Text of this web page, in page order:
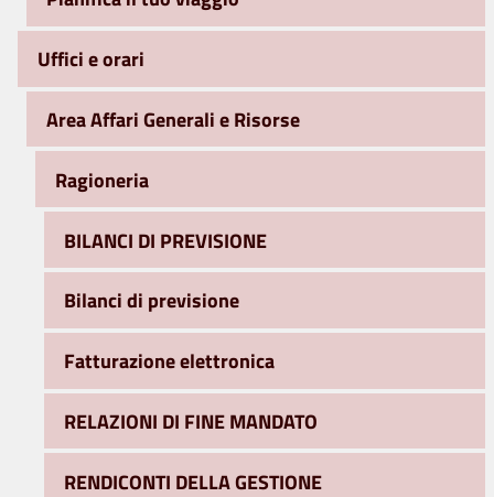
Uffici e orari
Area Affari Generali e Risorse
Ragioneria
BILANCI DI PREVISIONE
Bilanci di previsione
Fatturazione elettronica
RELAZIONI DI FINE MANDATO
RENDICONTI DELLA GESTIONE